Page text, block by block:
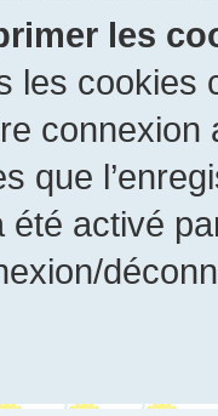
les
les cookies
que
activé